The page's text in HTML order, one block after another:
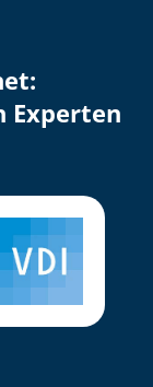
Experten